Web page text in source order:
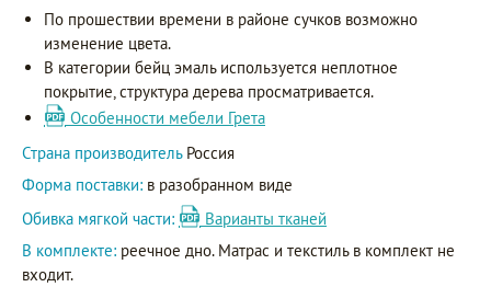
По прошествии времени в районе сучков возможно
изменение цвета.
В категории бейц эмаль используется неплотное
покрытие, структура дерева просматривается.
Особенности мебели Грета
Страна производитель Россия
Форма поставки: в разобранном виде
Обивка мягкой части:
Варианты тканей
В комплекте: реечное дно. Матрас и текстиль в комплект не
входит.